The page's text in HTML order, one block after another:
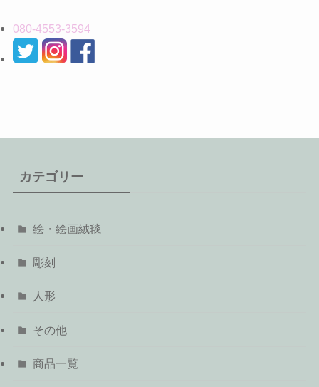
080-4553-3594
カテゴリー
絵・絵画絨毯
彫刻
人形
その他
商品一覧